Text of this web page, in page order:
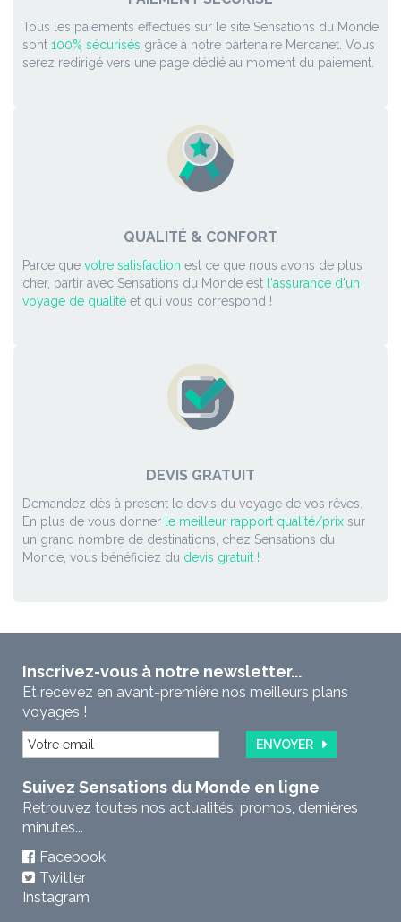
Tous les paiements effectués sur le site Sensations du Monde
sont 100% sécurisés grâce à notre partenaire Mercanet. Vous
serez redirigé vers une page dédié au moment du paiement.
QUALITÉ & CONFORT
Parce que votre satisfaction est ce que nous avons de plus
cher, partir avec Sensations du Monde est l'assurance d'un
voyage de qualité et qui vous correspond !
DEVIS GRATUIT
Demandez dès à présent le devis du voyage de vos rêves.
En plus de vous donner le meilleur rapport qualité/prix sur
un grand nombre de destinations, chez Sensations du
Monde, vous bénéficiez du devis gratuit !
Inscrivez-vous à notre newsletter...
Et recevez en avant-première nos meilleurs plans
voyages !
ENVOYER
Suivez Sensations du Monde en ligne
Retrouvez toutes nos actualités, promos, dernières
minutes...
Facebook
Twitter
Instagram